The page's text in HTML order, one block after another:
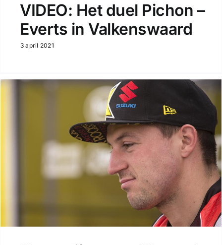
VIDEO: Het duel Pichon –
Everts in Valkenswaard
3 april 2021